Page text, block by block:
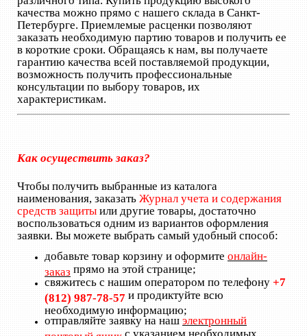
качества можно прямо с нашего склада в Санкт-
Петербурге. Приемлемые расценки позволяют
заказать необходимую партию товаров и получить ее
в короткие сроки. Обращаясь к нам, вы получаете
гарантию качества всей поставляемой продукции,
возможность получить профессиональные
консультации по выбору товаров, их
характеристикам.
Как осуществить заказ?
Чтобы получить выбранные из каталога
наименования, заказать Журнал учета и содержания
средств защиты или другие товары, достаточно
воспользоваться одним из вариантов оформления
заявки. Вы можете выбрать самый удобный способ:
добавьте товар корзину и оформите онлайн-
заказ прямо на этой странице;
свяжитесь с нашим оператором по телефону +7
(812) 987-78-57 и продиктуйте всю
необходимую информацию;
отправляйте заявку на наш электронный